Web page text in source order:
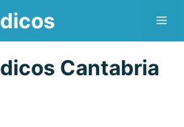
Cantabria